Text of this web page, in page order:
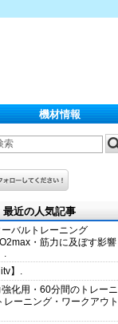
機材情報
近の人気記事
バルトレーニング
・筋力に及ぼす影響
.
】.
化用・60分間のトレーニ
ーニング・ワークアウト